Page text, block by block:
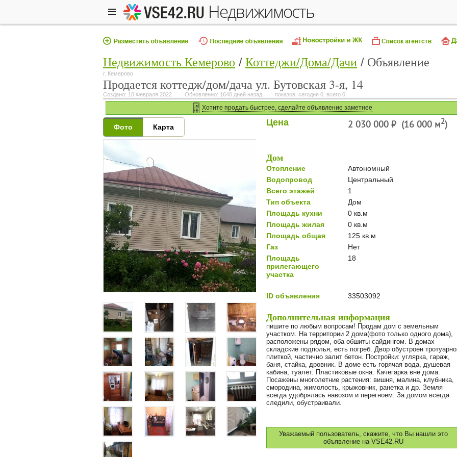
недвижимость
Недвижимость Кемерово Коттеджи/Дома/Дачи Объявление
г. Кемерово
Продается коттедж/дом/дача ул. Бутовская 3-я, 14
Создано: 10 Февраля 2022 Обновленно: 1640 дней назад показов: сегодня 0, всего 0
Хотите продать быстрее, сделайте объявление заметнее
Фото Карта Цена 2 030 000 ⃏ (16 000 м2)
Дом
Отопление
Автономный
Водопровод
Центральный
Всего этажей
1
Тип объекта
Дом
Площадь кухни
0 кв.м
Площадь жилая
0 кв.м
Площадь общая
125 кв.м
Газ
Нет
Площадь
прилегающего
участка
18
ID объявления 33503092
Дополнительная информация
пишите по любым вопросам! Продам дом с земельным
участком. На территории 2 дома(фото только одного дома),
расположены рядом, оба обшиты сайдингом. В домах
складские подполья, есть погреб. Двор обустроен
плиткой, частично залит бетон. Постройки: углярка, гараж,
баня, стайка, дровник. В доме есть горячая вода, душевая
кабина, туалет. Пластиковые окна. Качегарка вне дома.
Посажены многолетние растения: вишня, малина, клубника,
смородина, жимолость, крыжовник, ранетка и др. Земля
всегда удобрялась навозом и перегноем. За домом всегда
следили, обустраивали.
Уважаемый пользователь, скажите, что Вы нашли это
объявление на VSE42.RU